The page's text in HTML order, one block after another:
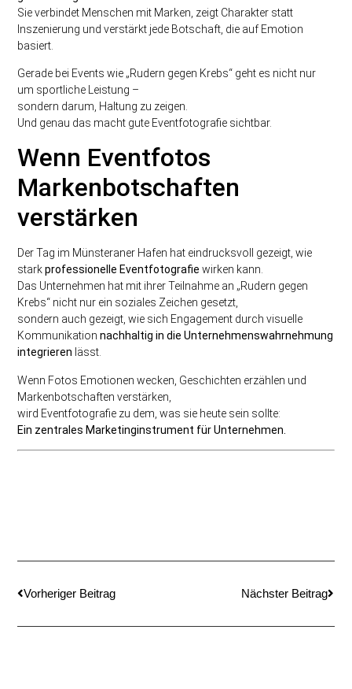
Sie verbindet Menschen mit Marken, zeigt Charakter statt
Inszenierung und verstärkt jede Botschaft, die auf Emotion
basiert.
Gerade bei Events wie „Rudern gegen Krebs“ geht es nicht nur
um sportliche Leistung –
sondern darum, Haltung zu zeigen.
Und genau das macht gute Eventfotografie sichtbar.
Wenn Eventfotos
Markenbotschaften
verstärken
Der Tag im Münsteraner Hafen hat eindrucksvoll gezeigt, wie
starkprofessionelle Eventfotografie wirken kann.
Das Unternehmen hat mit ihrer Teilnahme an „Rudern gegen
Krebs“ nicht nur ein soziales Zeichen gesetzt,
sondern auch gezeigt, wie sich Engagement durch visuelle
Kommunikationnachhaltig in die Unternehmenswahrnehmung
integrieren lässt.
Wenn Fotos Emotionen wecken, Geschichten erzählen und
Markenbotschaften verstärken,
wird Eventfotografie zu dem, was sie heute sein sollte:
Ein zentrales Marketinginstrument für Unternehmen.
Vorheriger Beitrag Nächster Beitrag